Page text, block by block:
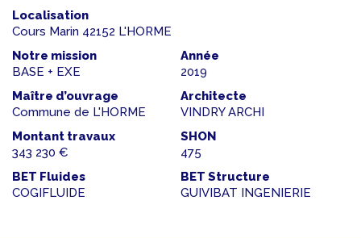
Localisation
Cours Marin 42152 L'HORME
Notre mission
BASE + EXE
Année
2019
Maître d’ouvrage
Commune de L'HORME
Architecte
VINDRY ARCHI
Montant travaux
343 230 €
SHON
475
BET Fluides
COGIFLUIDE
BET Structure
GUIVIBAT INGENIERIE